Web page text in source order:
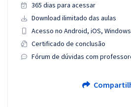
365 dias para acessar
Download ilimitado das aulas
Acesso no Android, iOS,
Certificado de conclusão
Fórum de dúvidas com